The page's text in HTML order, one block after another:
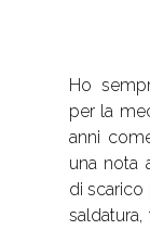
Ho
per la
anni
una nota
di